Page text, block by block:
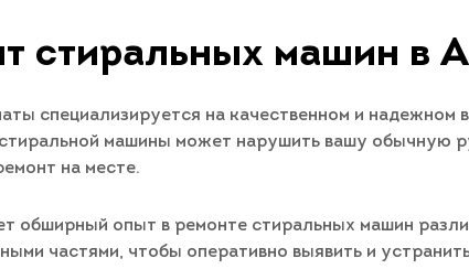
стиральных машин в
специализируется на качественном и надежном
машины может нарушить вашу обычную
на месте.
обширный опыт в ремонте стиральных машин
частями, чтобы оперативно выявить и